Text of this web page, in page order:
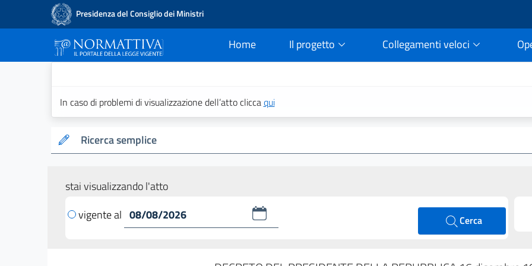
Presidenza del Consiglio dei Ministri
Home
current Il progetto Collegamenti veloci
In caso di problemi di visualizzazione dell’atto cliccaqui
Ricerca semplice
stai visualizzando l'atto
vigente al
Cerca